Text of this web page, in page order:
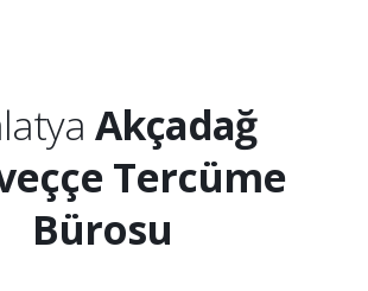
Akçadağ
Tercüme
Bürosu